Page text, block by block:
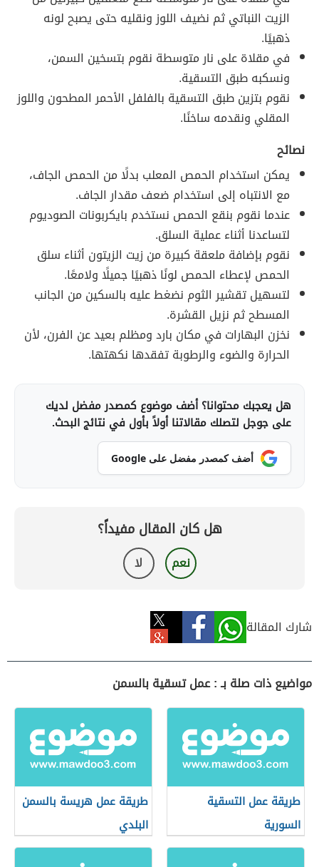
الزيت النباتي ثم نضيف اللوز ونقليه حتى يصبح لونه
ذهبيًا.
في مقلاة على نار متوسطة نقوم بتسخين السمن،
ونسكبه طبق التسقية.
نقوم بتزين طبق التسقية بالفلفل الأحمر المطحون واللوز
المقلي ونقدمه ساخنًا.
نصائح
يمكن استخدام الحمص المعلب بدلًا من الحمص الجاف،
مع الانتباه إلى استخدام ضعف مقدار الجاف.
عندما نقوم بنقع الحمص نستخدم بايكربونات الصوديوم
لتساعدنا أثناء عملية السلق.
نقوم بإضافة ملعقة كبيرة من زيت الزيتون أثناء سلق
الحمص لإعطاء الحمص لونًا ذهبيًا جميلًا ولامعًا.
لتسهيل تقشير الثوم نضغط عليه بالسكين من الجانب
المسطح ثم نزيل القشرة.
نخزن البهارات في مكان بارد ومظلم بعيد عن الفرن، لأن
الحرارة والضوء والرطوبة تفقدها نكهتها.
هل يعجبك محتوانا؟ أضف موضوع كمصدر مفضل لديك
على جوجل لتصلك مقالاتنا أولاً بأول في نتائج البحث.
أضف كمصدر مفضل على Google
هل كان المقال مفيداً؟
نعم لا
شارك المقالة
مواضيع ذات صلة بـ : عمل تسقية بالسمن
طريقة عمل التسقية
السورية
طريقة عمل هريسة بالسمن
البلدي